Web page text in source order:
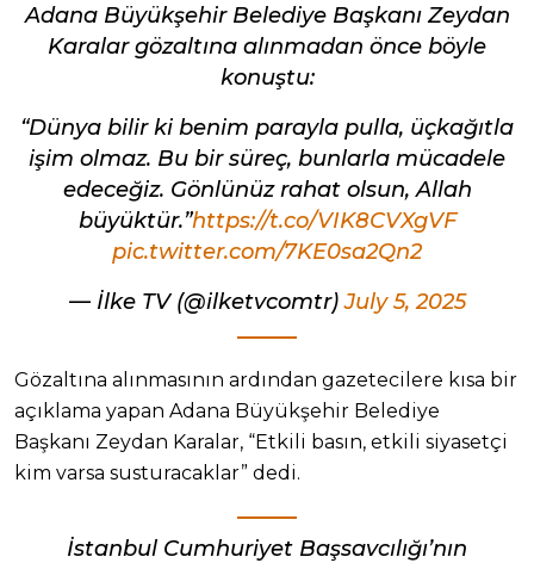
Adana Büyükşehir Belediye Başkanı Zeydan
Karalar gözaltına alınmadan önce böyle
konuştu:
“Dünya bilir ki benim parayla pulla, üçkağıtla
işim olmaz. Bu bir süreç, bunlarla mücadele
edeceğiz. Gönlünüz rahat olsun, Allah
büyüktür.”https://t.co/VIK8CVXgVF
pic.twitter.com/7KE0sa2Qn2
— İlke TV (@ilketvcomtr)July 5, 2025
Gözaltına alınmasının ardından gazetecilere kısa bir
açıklama yapan Adana Büyükşehir Belediye
Başkanı Zeydan Karalar, “Etkili basın, etkili siyasetçi
kim varsa susturacaklar” dedi.
İstanbul Cumhuriyet Başsavcılığı’nın